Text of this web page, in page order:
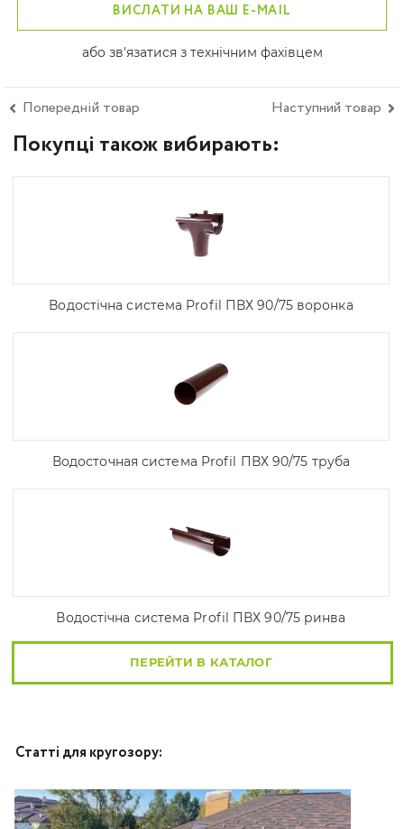
ВИСЛАТИ НА ВАШ E-MAIL
або зв'язатися з технічним фахівцем
Попередній товар Наступний товар
Покупці також вибирають:
Водостічна система Profil ПВХ 90/75 воронка
Водосточная система Profil ПВХ 90/75 труба
Водостічна система Profil ПВХ 90/75 ринва
ПЕРЕЙТИ В КАТАЛОГ
Статті для кругозору: